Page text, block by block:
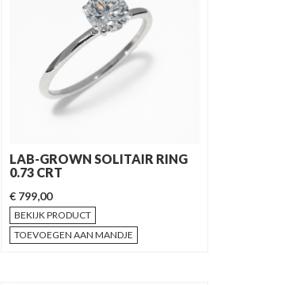
LAB-GROWN SOLITAIR RING
0.73 CRT
€ 799,00
BEKIJK PRODUCT
TOEVOEGEN AAN MANDJE